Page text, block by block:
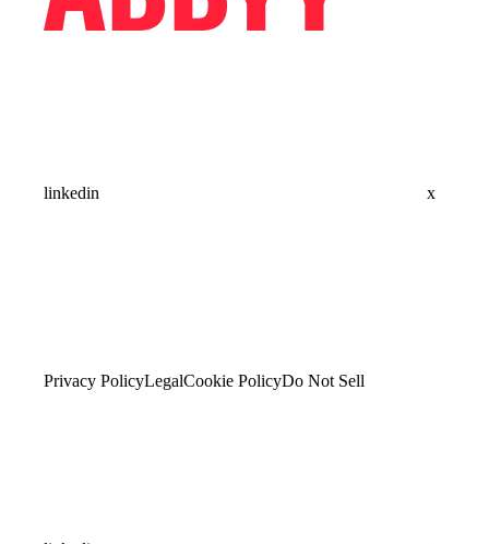
linkedin x
Privacy PolicyLegalCookie PolicyDo Not Sell